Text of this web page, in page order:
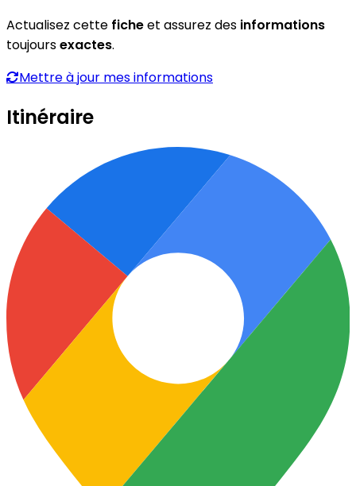
Actualisez cette ficheet assurez des informations
toujoursexactes.
Mettre à jour mes informations
Itinéraire